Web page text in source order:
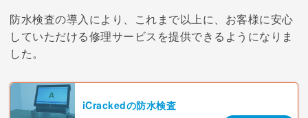
防水検査の導入により、これまで以上に、お客様に安心
していただける修理サービスを提供できるようになりま
した。
iCrackedの防水検査